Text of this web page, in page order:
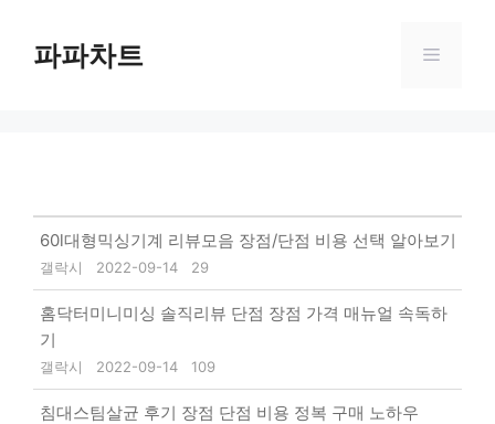
content파파차트 Menu
60l대형믹싱기계 리뷰모음 장점/단점 비용 선택 알아보기
갤락시 2022-09-14 29
홈닥터미니미싱 솔직리뷰 단점 장점 가격 매뉴얼 속독하
기
갤락시 2022-09-14 109
침대스팀살균 후기 장점 단점 비용 정복 구매 노하우